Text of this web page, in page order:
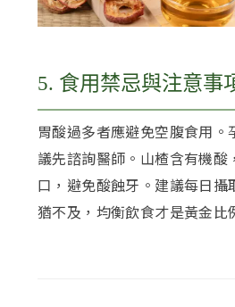
5. 食用禁忌與注意事
胃酸過多者應避免空腹食用。
議先諮詢醫師。山楂含有機酸
口，避免酸蝕牙。建議每日攝
猶不及，均衡飲食才是黃金比